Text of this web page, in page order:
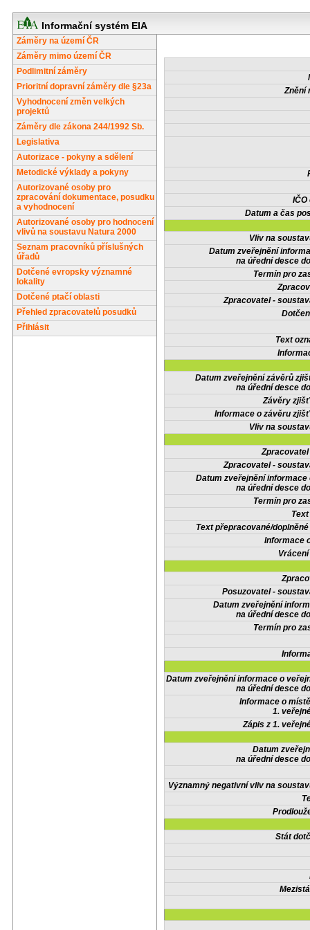
Informační systém EIA
Záměry na území ČR
Záměry mimo území ČR
Podlimitní záměry
Prioritní dopravní záměry dle §23a
Vyhodnocení změn velkých
projektů
Záměry dle zákona 244/1992 Sb.
Legislativa
Autorizace - pokyny a sdělení
Metodické výklady a pokyny
Autorizované osoby pro
zpracování dokumentace, posudku
a vyhodnocení
Autorizované osoby pro hodnocení
vlivů na soustavu Natura 2000
Seznam pracovníků příslušných
úřadů
Dotčené evropsky významné
lokality
Dotčené ptačí oblasti
Přehled zpracovatelů posudků
Přihlásit
Znění
IČO
Datum a čas
Vliv na
Datum zveřejnění
na úřední desce
Termín pro
Zpracovatel -
Text
Datum zveřejnění závěrů
na úřední desce
Závěry
Informace o závěru
Vliv na
Zpracovatel -
Datum zveřejnění informace
na úřední desce
Termín pro
Text přepracované/
Informace
Posuzovatel -
Datum zveřejnění
na úřední desce
Termín pro
Datum zveřejnění informace o
na úřední desce
Informace o
1.
Zápis z 1.
Datum
na úřední desce
Významný negativní vliv na
Stát